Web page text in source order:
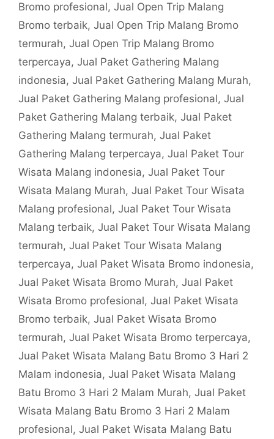
Bromo profesional, Jual Open Trip Malang
Bromo terbaik, Jual Open Trip Malang Bromo
termurah, Jual Open Trip Malang Bromo
terpercaya, Jual Paket Gathering Malang
indonesia, Jual Paket Gathering Malang Murah,
Jual Paket Gathering Malang profesional, Jual
Paket Gathering Malang terbaik, Jual Paket
Gathering Malang termurah, Jual Paket
Gathering Malang terpercaya, Jual Paket Tour
Wisata Malang indonesia, Jual Paket Tour
Wisata Malang Murah, Jual Paket Tour Wisata
Malang profesional, Jual Paket Tour Wisata
Malang terbaik, Jual Paket Tour Wisata Malang
termurah, Jual Paket Tour Wisata Malang
terpercaya, Jual Paket Wisata Bromo indonesia,
Jual Paket Wisata Bromo Murah, Jual Paket
Wisata Bromo profesional, Jual Paket Wisata
Bromo terbaik, Jual Paket Wisata Bromo
termurah, Jual Paket Wisata Bromo terpercaya,
Jual Paket Wisata Malang Batu Bromo 3 Hari 2
Malam indonesia, Jual Paket Wisata Malang
Batu Bromo 3 Hari 2 Malam Murah, Jual Paket
Wisata Malang Batu Bromo 3 Hari 2 Malam
profesional, Jual Paket Wisata Malang Batu